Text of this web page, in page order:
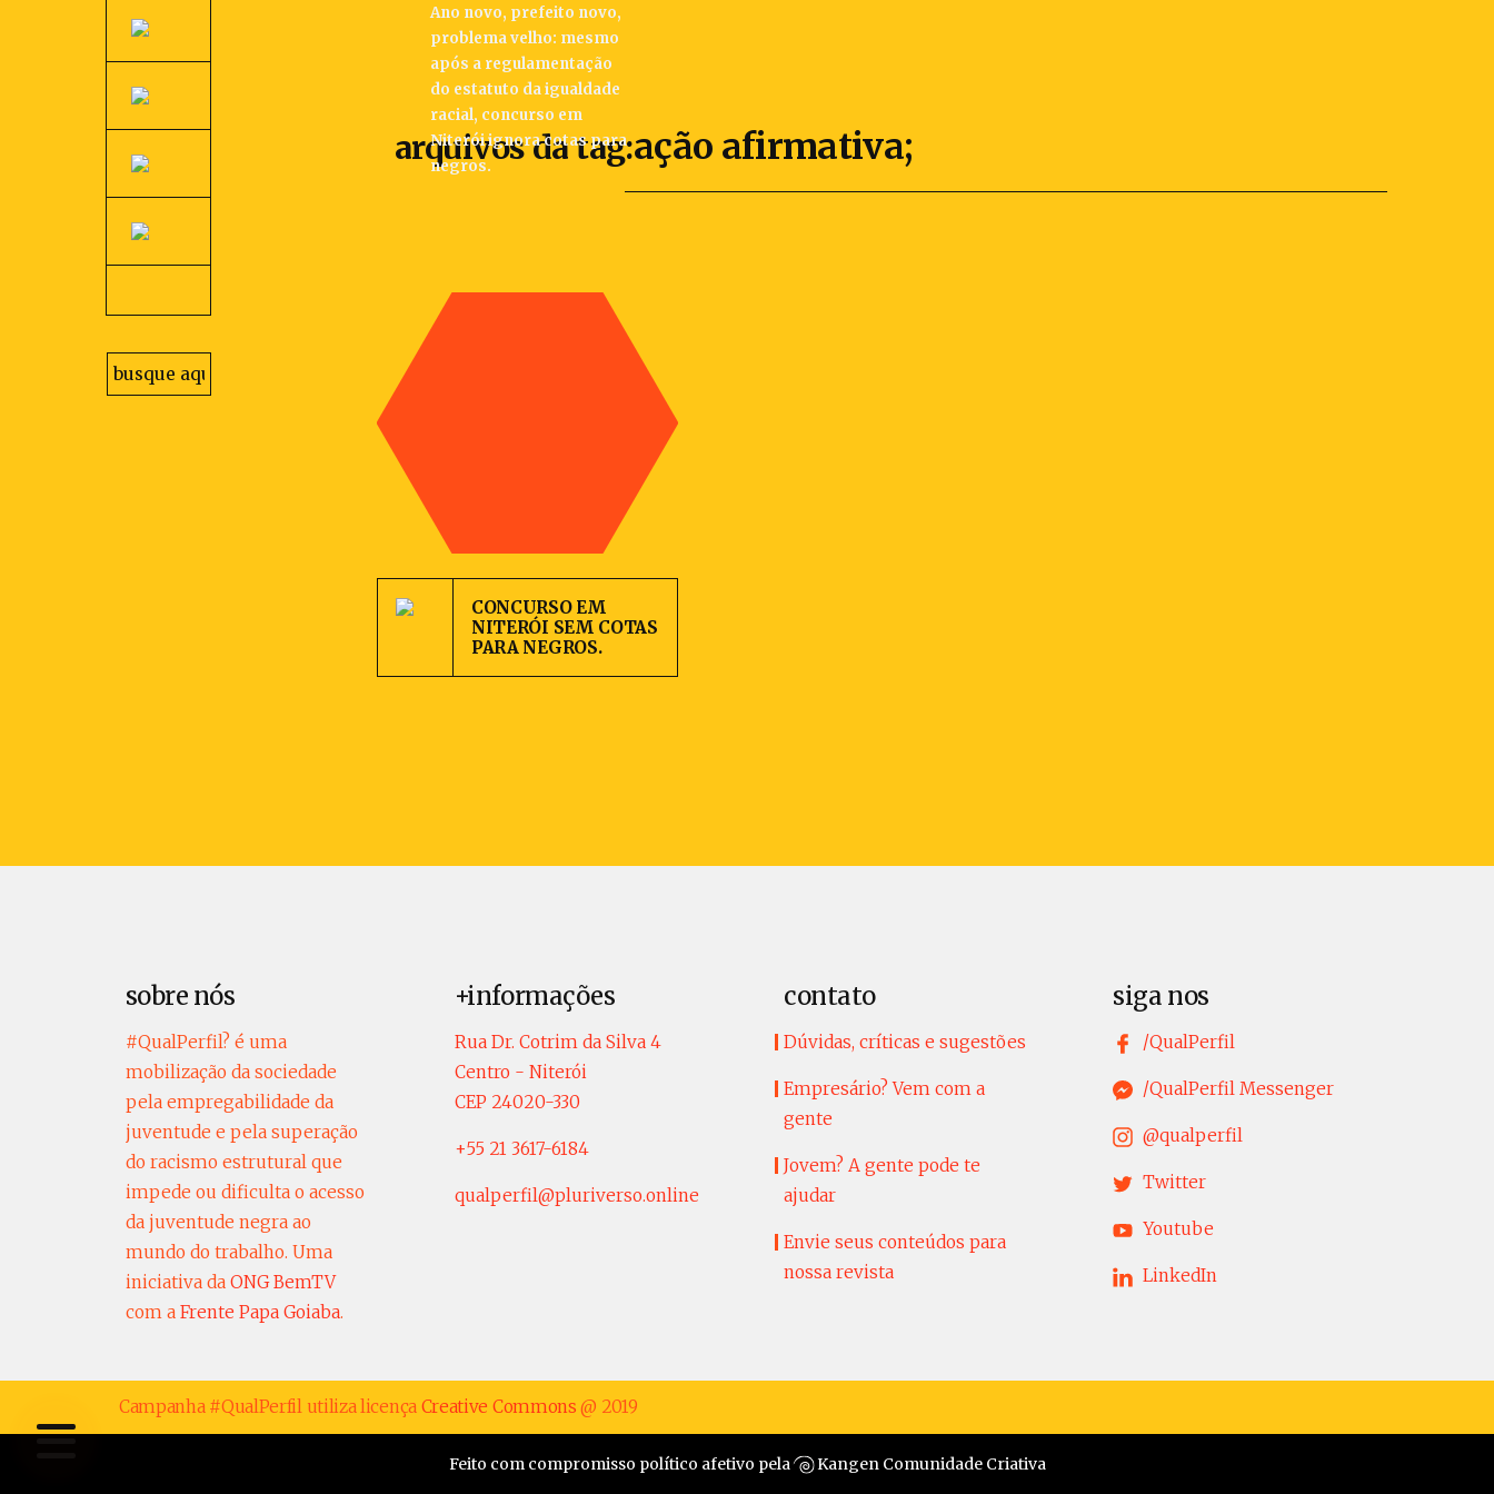
arquivos da tag:ação afirmativa;
CONCURSO EM
NITERÓI SEM COTAS
PARA NEGROS.
Ano novo, prefeito novo,
problema velho: mesmo
após a regulamentação
do estatuto da igualdade
racial, concurso em
Niterói ignora cotas para
negros.
sobre nós
#QualPerfil? é uma
mobilização da sociedade
pela empregabilidade da
juventude e pela superação
do racismo estrutural que
impede ou dificulta o acesso
da juventude negra ao
mundo do trabalho. Uma
iniciativa da ONG BemTV
com a Frente Papa Goiaba.
+informações
Rua Dr. Cotrim da Silva 4
Centro - Niterói
CEP 24020-330
+55 21 3617-6184
qualperfil@pluriverso.online
contato
Dúvidas, críticas e sugestões
Empresário? Vem com a
gente
Jovem? A gente pode te
ajudar
Envie seus conteúdos para
nossa revista
siga nos
/QualPerfil
/QualPerfil Messenger
@qualperfil
Twitter
Youtube
LinkedIn
Campanha #QualPerfil utiliza licença Creative Commons @ 2019
Feito com compromisso político afetivo pela Kangen Comunidade Criativa